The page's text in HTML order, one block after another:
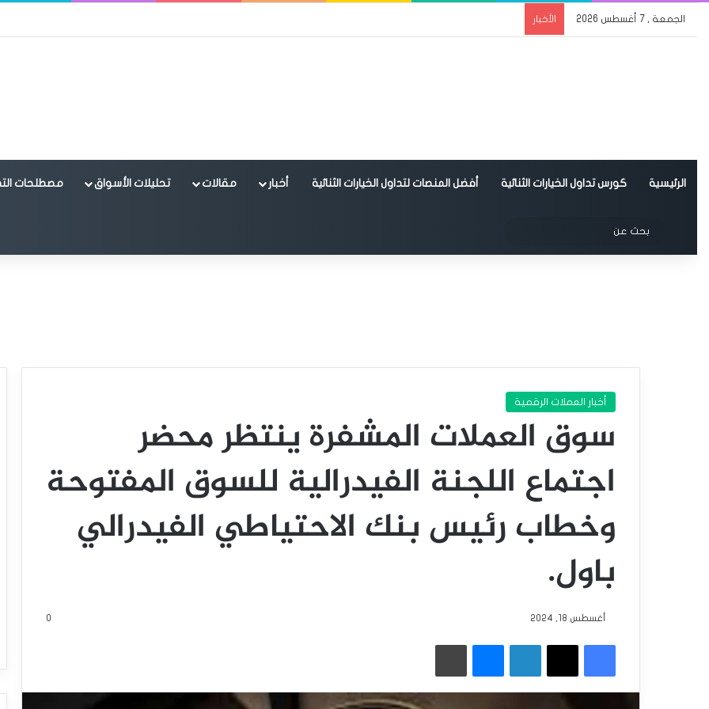
الجمعة , 7 أغسطس 2026 الأخبار
الرئيسية كورس تداول الخيارات الثنائية أفضل المنصات لتداول الخيارات الثنائية أخبار مقالات تحليلات الأسواق مصطلحات
الوضع المظلم
عن
أخبار العملات الرقمية
سوق العملات المشفرة ينتظر محضر
اجتماع اللجنة الفيدرالية للسوق المفتوحة
وخطاب رئيس بنك الاحتياطي الفيدرالي
باول.
أغسطس 18, 2024 0
فيسبوك
‫X لينكدإن ماسنجر طباعة